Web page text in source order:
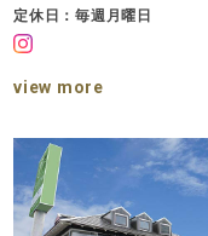
定休日：毎週月曜日
view more